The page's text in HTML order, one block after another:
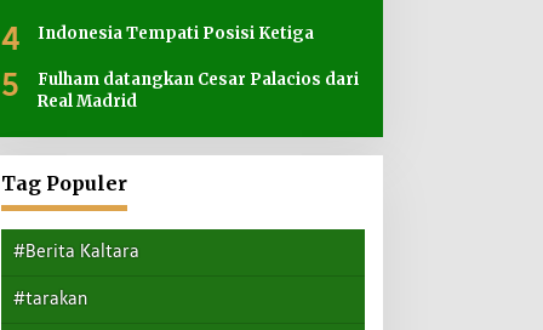
4 Indonesia Tempati Posisi Ketiga
5
Fulham datangkan Cesar Palacios dari
Real Madrid
Tag Populer
#Berita Kaltara
#tarakan